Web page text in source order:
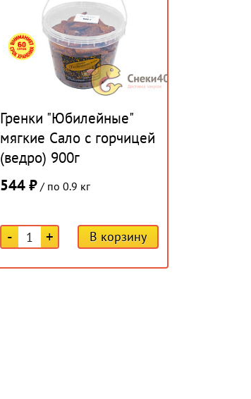
Гренки "Юбилейные"
мягкие Сало с горчицей
(ведро) 900г
544 ₽ / по 0.9 кг
- + В корзину